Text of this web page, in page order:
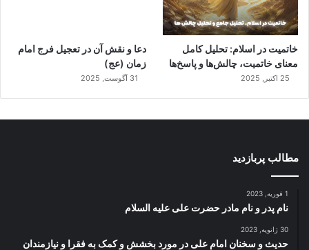
خاتمیت در اسلام: تحلیل کامل
معنای خاتمیت، چالش‌ها و پاسخ‌ها
25 اکتبر, 2025
دعا و نقش آن در تعجیل فرج امام
زمان (عج)
31 آگوست, 2025
مطالب پربازدید
1 فوریه, 2023
نام پدر و نام مادر حضرت علی علیه السلام
30 ژانویه, 2023
حدیث و سخنان امام علی در مورد بخشش و کمک به فقرا و نیازمندان